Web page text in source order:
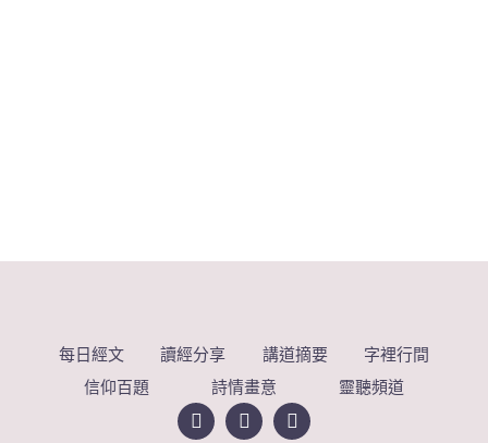
每日經文 讀經分享 講道摘要
字裡行間
信仰百題
詩情畫意 靈聽頻道